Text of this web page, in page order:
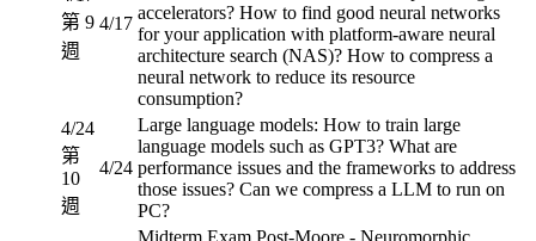
第 9
週
4/17
accelerators? How to find good neural networks
for your application with platform-aware neural
architecture search (NAS)? How to compress a
neural network to reduce its resource
consumption?
4/24
第
10
週
4/24
Large language models: How to train large
language models such as GPT3? What are
performance issues and the frameworks to address
those issues? Can we compress a LLM to run on
PC?
Midterm Exam Post-Moore - Neuromorphic